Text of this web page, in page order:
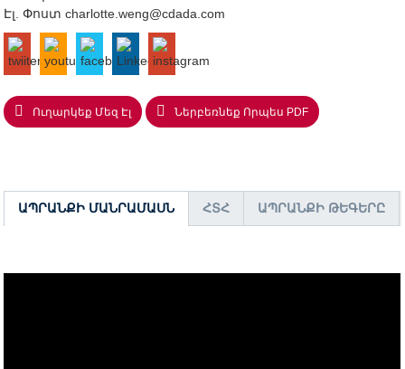
Էլ. Փոստcharlotte.weng@cdada.com
Ուղարկեք Մեզ Էլ Ներբեռնեք Որպես PDF
ԱՊՐԱՆՔԻ ՄԱՆՐԱՄԱՍՆ ՀՏՀ ԱՊՐԱՆՔԻ ԹԵԳԵՐԸ